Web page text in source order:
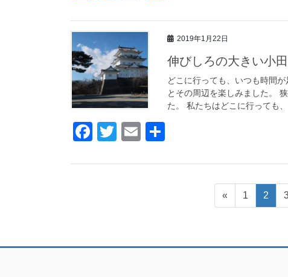
c
e
b
o
o
k
tt
er
ail
2019年1月22日
伸びしろの大きい小
どこに行っても、いつも時間
とその周辺を楽しみました。
た。 私たちはどこに行っても
F
c
o
T
tt
E
ail
ナ
«
ペ
ー
1
ペ
ー
2